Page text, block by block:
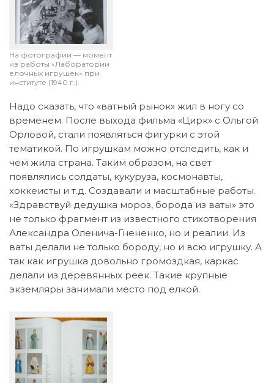
На фотографии — момент
из работы «Лаборатории
елочных игрушек» при
институте (1940 г.).
Надо сказать, что «ватный рынок» жил в ногу со
временем. После выхода фильма «Цирк» с Ольгой
Орловой, стали появляться фигурки с этой
тематикой. По игрушкам можно отследить, как и
чем жила страна. Таким образом, на свет
появлялись солдаты, кукуруза, космонавты,
хоккеисты и т.д. Создавали и масштабные работы.
«Здравствуй дедушка мороз, борода из ваты» это
не только фрагмент из известного стихотворения
Александра Оленича-Гнененко, но и реалии. Из
ваты делали не только бороду, но и всю игрушку. А
так как игрушка довольно громоздкая, каркас
делали из деревянных реек. Такие крупные
экземляры занимали место под елкой.